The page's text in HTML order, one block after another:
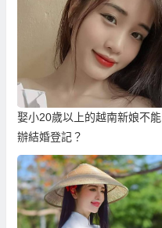
娶小20歲以上的越南新娘不能
辦結婚登記？